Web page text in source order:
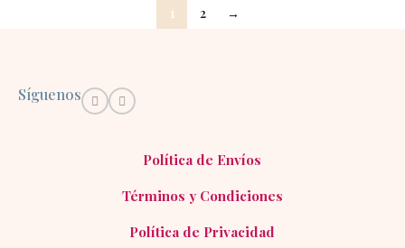
1 2 →
Síguenos
Política de Envíos
Términos y Condiciones
Política de Privacidad